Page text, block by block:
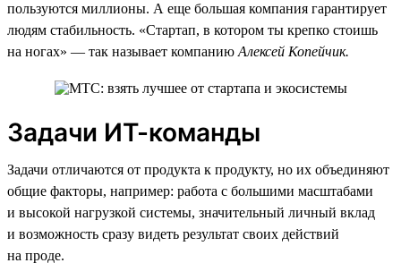
пользуются миллионы. А еще большая компания гарантирует
людям стабильность. «Стартап, в котором ты крепко стоишь
на ногах» — так называет компанию Алексей Копейчик.
Задачи ИТ-команды
Задачи отличаются от продукта к продукту, но их объединяют
общие факторы, например: работа с большими масштабами
и высокой нагрузкой системы, значительный личный вклад
и возможность сразу видеть результат своих действий
на проде.